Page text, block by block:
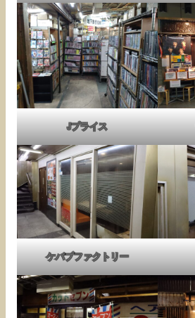
Jプライス
ケバブファクトリー